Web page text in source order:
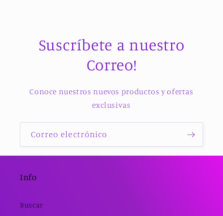
Suscríbete a nuestro
Correo!
Conoce nuestros nuevos productos y ofertas
exclusivas
Correo electrónico
Info
Buscar